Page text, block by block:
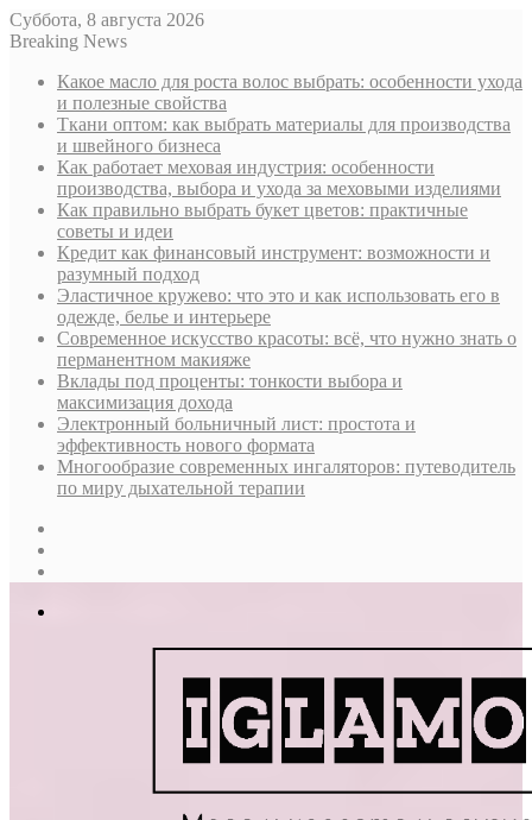
Суббота, 8 августа 2026
Breaking News
Какое масло для роста волос выбрать: особенности ухода
и полезные свойства
Ткани оптом: как выбрать материалы для производства
и швейного бизнеса
Как работает меховая индустрия: особенности
производства, выбора и ухода за меховыми изделиями
Как правильно выбрать букет цветов: практичные
советы и идеи
Кредит как финансовый инструмент: возможности и
разумный подход
Эластичное кружево: что это и как использовать его в
одежде, белье и интерьере
Современное искусство красоты: всё, что нужно знать о
перманентном макияже
Вклады под проценты: тонкости выбора и
максимизация дохода
Электронный больничный лист: простота и
эффективность нового формата
Многообразие современных ингаляторов: путеводитель
по миру дыхательной терапии